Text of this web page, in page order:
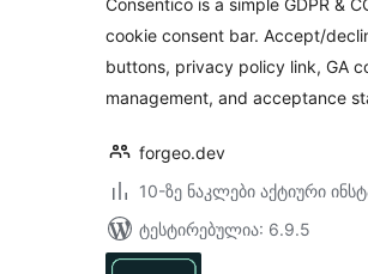
Consentico is a simple GDPR &
cookie consent bar. Accept/
buttons, privacy policy link, GA
management, and acceptance
forgeo.dev
10-ზე ნაკლები აქტიური
ტესტირებულია: 6.9.5